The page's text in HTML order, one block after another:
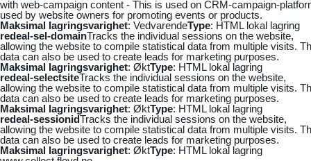
with web-campaign content - This is used on CRM-campaign-
used by website owners for promoting events or products.
Maksimal lagringsvarighet: VedvarendeType: HTML lokal lagring
redeal-sel-domainTracks the individual sessions on the website,
allowing the website to compile statistical data from multiple visits.
data can also be used to create leads for marketing purposes.
Maksimal lagringsvarighet: ØktType: HTML lokal lagring
redeal-selectsiteTracks the individual sessions on the website,
allowing the website to compile statistical data from multiple visits.
data can also be used to create leads for marketing purposes.
Maksimal lagringsvarighet: ØktType: HTML lokal lagring
redeal-sessionidTracks the individual sessions on the website,
allowing the website to compile statistical data from multiple visits.
data can also be used to create leads for marketing purposes.
Maksimal lagringsvarighet: ØktType: HTML lokal lagring